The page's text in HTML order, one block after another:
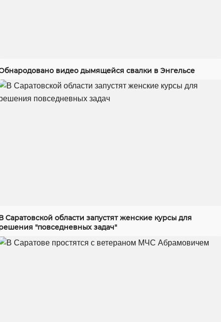
видео дымящейся свалки в Энгельсе
Саратовской области запустят женские курсы для
"повседневных задач"